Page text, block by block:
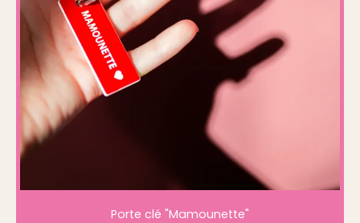
Porte clé "Mamounette"